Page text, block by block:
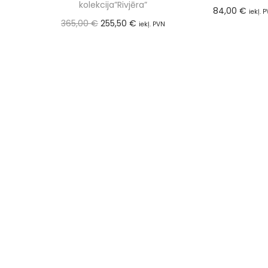
kolekcija”Rivjēra”
365,00€ 255,50 € iekļ. PVN
84,00 € iekļ.